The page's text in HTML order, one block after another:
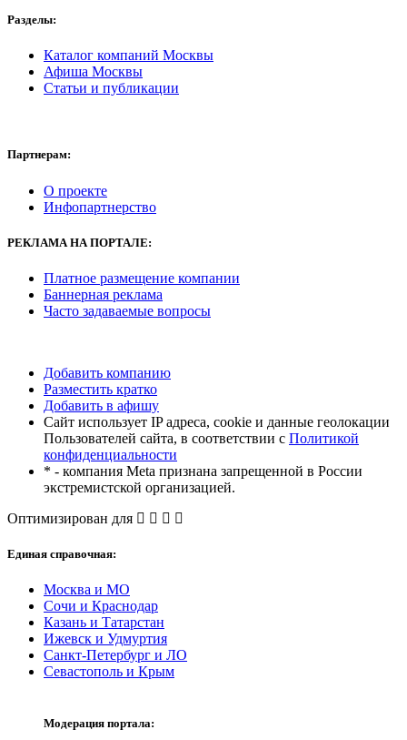
Разделы:
Каталог компаний Москвы
Афиша Москвы
Статьи и публикации
Партнерам:
О проекте
Инфопартнерство
РЕКЛАМА НА ПОРТАЛЕ:
Платное размещение компании
Баннерная реклама
Часто задаваемые вопросы
Добавить компанию
Разместить кратко
Добавить в афишу
Сайт использует IP адреса, cookie и данные геолокации
Пользователей сайта, в соответствии с Политикой
конфиденциальности
* - компания Meta признана запрещенной в России
экстремистской организацией.
Оптимизирован для
Единая справочная:
Москва и МО
Сочи и Краснодар
Казань и Татарстан
Ижевск и Удмуртия
Санкт-Петербург и ЛО
Севастополь и Крым
Модерация портала: